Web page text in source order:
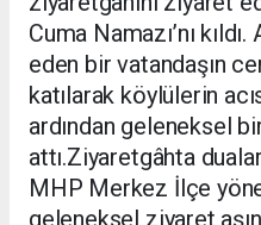
Cuma Namazı’nı
eden bir vatandaşın
katılarak köylülerin
ardından geleneksel
attı.Ziyaretgâhta
MHP Merkez İlçe
geleneksel ziyaret